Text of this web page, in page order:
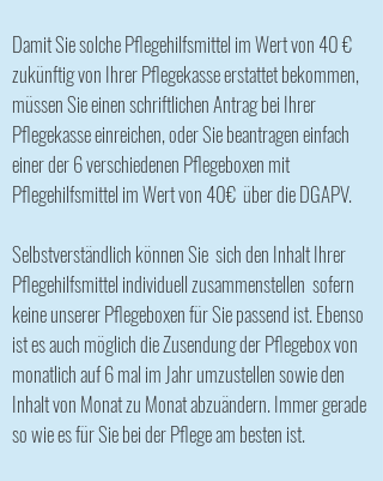
Damit Sie solche Pflegehilfsmittel im Wert von 40 €
zukünftig von Ihrer Pflegekasse erstattet bekommen,
müssen Sie einen schriftlichen Antrag bei Ihrer
Pflegekasse einreichen, oder Sie beantragen einfach
einer der 6 verschiedenen Pflegeboxen mit
Pflegehilfsmittel im Wert von 40€ über die DGAPV.
Selbstverständlich können Sie sich den Inhalt Ihrer
Pflegehilfsmittel individuell zusammenstellen sofern
keine unserer Pflegeboxen für Sie passend ist. Ebenso
ist es auch möglich die Zusendung der Pflegebox von
monatlich auf 6 mal im Jahr umzustellen sowie den
Inhalt von Monat zu Monat abzuändern. Immer gerade
so wie es für Sie bei der Pflege am besten ist.